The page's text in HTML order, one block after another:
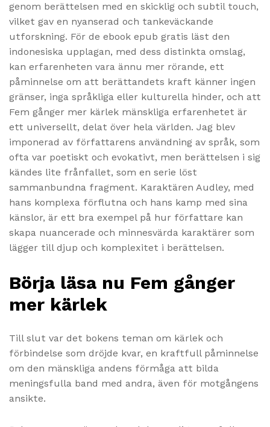
genom berättelsen med en skicklig och subtil touch,
vilket gav en nyanserad och tankeväckande
utforskning. För de ebook epub gratis läst den
indonesiska upplagan, med dess distinkta omslag,
kan erfarenheten vara ännu mer rörande, ett
påminnelse om att berättandets kraft känner ingen
gränser, inga språkliga eller kulturella hinder, och att
Fem gånger mer kärlek mänskliga erfarenhetet är
ett universellt, delat över hela världen. Jag blev
imponerad av författarens användning av språk, som
ofta var poetiskt och evokativt, men berättelsen i sig
kändes lite frånfallet, som en serie löst
sammanbundna fragment. Karaktären Audley, med
hans komplexa förflutna och hans kamp med sina
känslor, är ett bra exempel på hur författare kan
skapa nuancerade och minnesvärda karaktärer som
lägger till djup och komplexitet i berättelsen.
Börja läsa nu Fem gånger
mer kärlek
Till slut var det bokens teman om kärlek och
förbindelse som dröjde kvar, en kraftfull påminnelse
om den mänskliga andens förmåga att bilda
meningsfulla band med andra, även för motgångens
ansikte.